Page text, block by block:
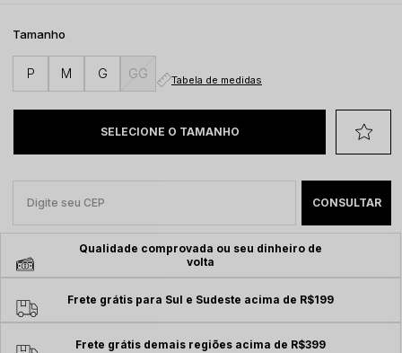
Tamanho
P M G GG Tabela de medidas
Qualidade comprovada ou seu dinheiro de
volta
Frete grátis para Sul e Sudeste acima de R$199
Frete grátis demais regiões acima de R$399